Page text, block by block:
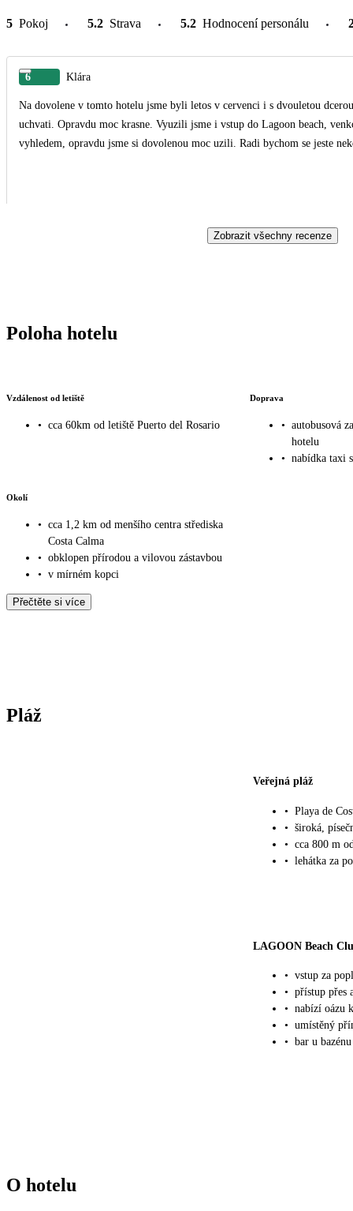
5 Pokoj 5.2 Strava 5.2 Hodnocení personálu
6 Klára
Na dovolene v tomto hotelu jsme byli letos v cervenci i s dvouletou
uchvati. Opravdu moc krasne. Vyuzili jsme i vstup do Lagoon beach,
vyhledem, opravdu jsme si dovolenou moc uzili. Radi bychom se jeste
Zobrazit všechny recenze
Poloha hotelu
Vzdálenost od letiště
• cca 60km od letiště Puerto del Rosario
Doprava
• autobusová
hotelu
• nabídka taxi
Okolí
• cca 1,2 km od menšího centra střediska
Costa Calma
• obklopen přírodou a vilovou zástavbou
• v mírném kopci
Přečtěte si více
Pláž
Veřejná pláž
• Playa de
• široká,
• cca 800 m
• lehátka za
LAGOON Beach
• vstup za
• přístup přes
• nabízí oázu
• umístěný
• bar u
O hotelu